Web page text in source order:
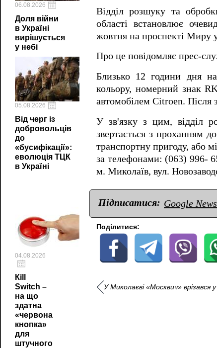
06.08.2026
Доля війни
в Україні
вирішується
у небі
05.08.2026
Від черг із
добровольців
до
«бусифікації»:
еволюція ТЦК
в Україні
04.08.2026
Кill
Switch –
на що
здатна
«червона
кнопка»
для
штучного
Відділ розшуку та
області встановлює
жовтня на проспекті Миру
Про це повідомляє прес-
Близько 12 години дня
кольору, номерний знак
автомобілем Citroen. Після
У зв'язку з цим, відділ
звертається з проханням
транспортну пригоду, або
за телефонами: (063) 996-
м. Миколаїв, вул.
Підписатися: Google News
Поділитися:
У Миколаєві «Москвич» врізався